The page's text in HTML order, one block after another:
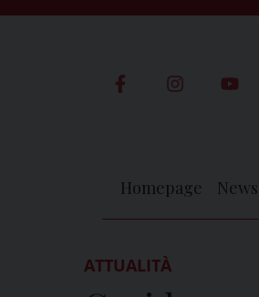
Homepage News
ATTUALITÀ